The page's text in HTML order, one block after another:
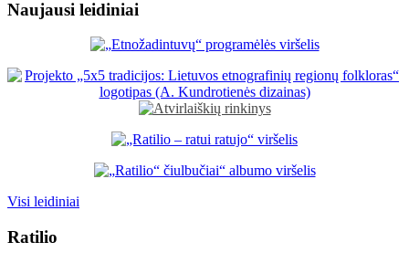
Naujausi leidiniai
Visi leidiniai
Ratilio